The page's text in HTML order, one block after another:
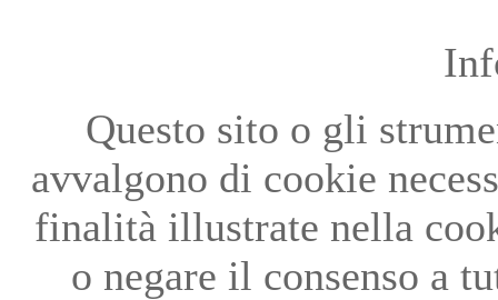
Questo sito o gli
avvalgono di cookie
finalità illustrate nella
o negare il consenso a